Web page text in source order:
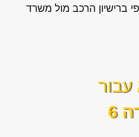
ברישיון הרכב מול משרד
עבור
6